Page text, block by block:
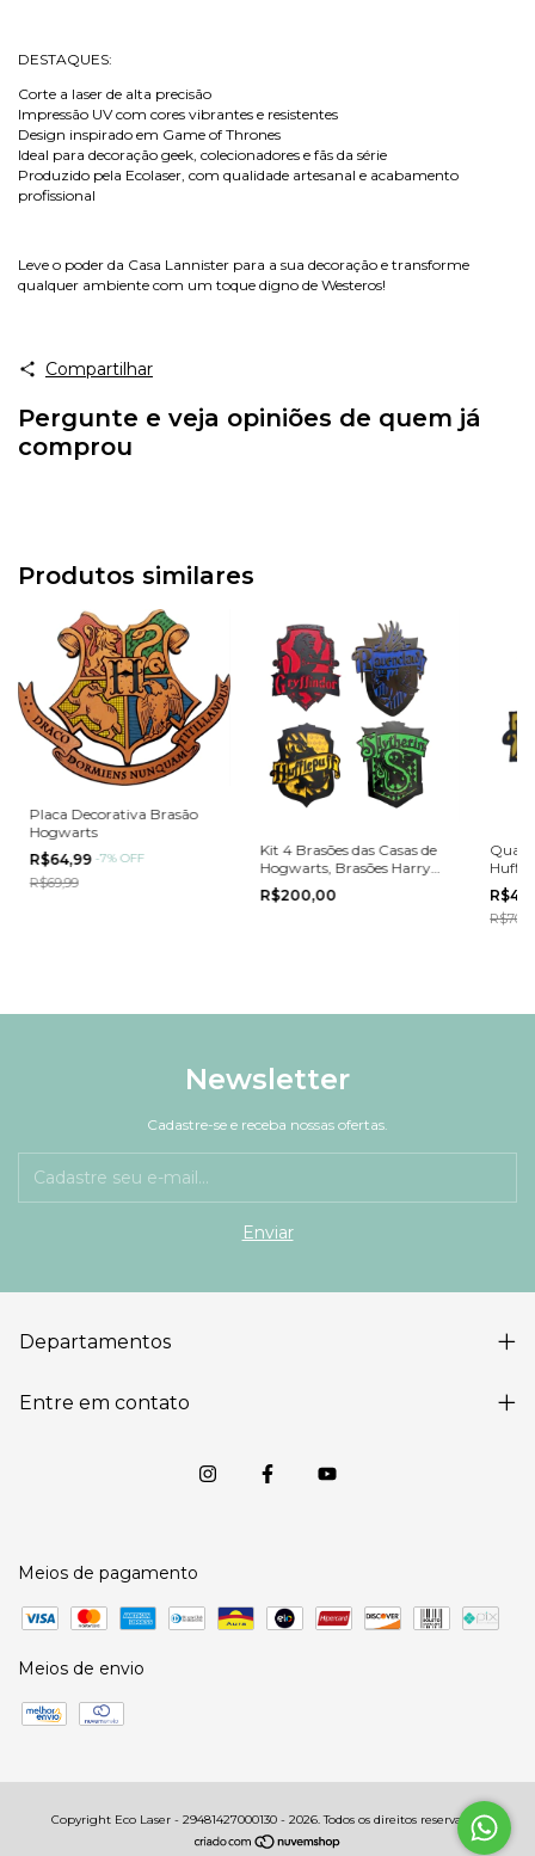
DESTAQUES:
Corte a laser de alta precisão
Impressão UV com cores vibrantes e resistentes
Design inspirado em Game of Thrones
Ideal para decoração geek, colecionadores e fãs da série
Produzido pela Ecolaser, com qualidade artesanal e acabamento
profissional
Leve o poder da Casa Lannister para a sua decoração e transforme
qualquer ambiente com um toque digno de Westeros!
Compartilhar
Pergunte e veja opiniões de quem já
comprou
Produtos similares
Placa Decorativa Brasão
Hogwarts
R$64,99 -7%OFF
R$69,99
Kit 4 Brasões das Casas de
Hogwarts, Brasões Harry
Potter - Grifinória,
Corvinal, Sonserina, Lufa-
R$200,00
Em
Newsletter
Cadastre-se e receba nossas ofertas.
Departamentos
Entre em contato
Meios de pagamento
Meios de envio
Copyright Eco Laser - 29481427000130 - 2026. Todos os direitos reservados.